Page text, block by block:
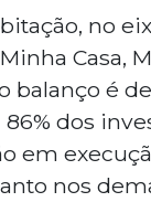
no
Casa,
balanço é
86% dos
em
nos